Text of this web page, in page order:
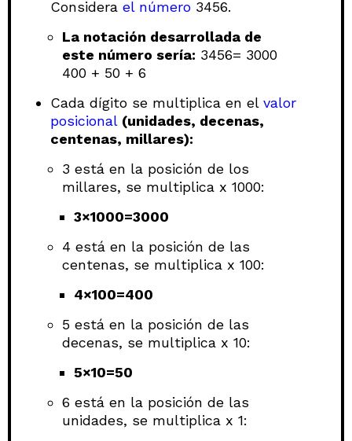
Considera el número 3456.
La notación desarrollada de
este número sería: 3456= 3000
400 + 50 + 6
Cada dígito se multiplica en el valor
posicional (unidades, decenas,
centenas, millares):
3 está en la posición de los
millares, se multiplica x 1000:
3×1000=3000
4 está en la posición de las
centenas, se multiplica x 100:
4×100=400
5 está en la posición de las
decenas, se multiplica x 10:
5×10=50
6 está en la posición de las
unidades, se multiplica x 1: